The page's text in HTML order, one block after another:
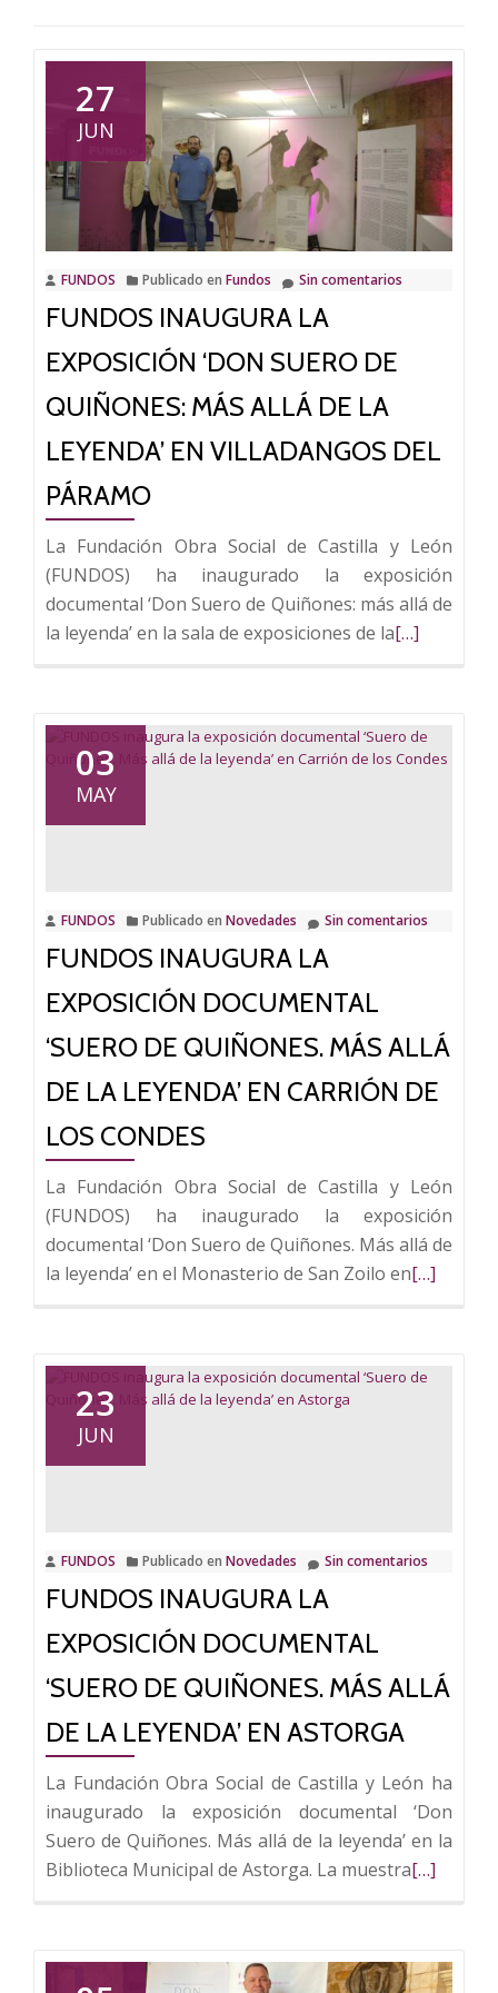
27
JUN
FUNDOS Publicado en Fundos Sin comentarios
FUNDOS INAUGURA LA
EXPOSICIÓN ‘DON SUERO DE
QUIÑONES: MÁS ALLÁ DE LA
LEYENDA’ EN VILLADANGOS DEL
PÁRAMO
La Fundación Obra Social de Castilla y León
(FUNDOS) ha inaugurado la exposición
documental ‘Don Suero de Quiñones: más allá de
la leyenda’ en la sala de exposiciones de laLeer
inaugura
Quiñones:
la
leyenda’
en
Páramo
[…]
03
MAY
FUNDOS Publicado en Novedades Sin comentarios
FUNDOS INAUGURA LA
EXPOSICIÓN DOCUMENTAL
‘SUERO DE QUIÑONES. MÁS ALLÁ
DE LA LEYENDA’ EN CARRIÓN DE
LOS CONDES
La Fundación Obra Social de Castilla y León
(FUNDOS) ha inaugurado la exposición
documental ‘Don Suero de Quiñones. Más allá de
la leyenda’ en el Monasterio de San Zoilo enLeer
inaugura
Quiñones.
la
leyenda’
de
los
Condes
[…]
23
JUN
FUNDOS Publicado en Novedades Sin comentarios
FUNDOS INAUGURA LA
EXPOSICIÓN DOCUMENTAL
‘SUERO DE QUIÑONES. MÁS ALLÁ
DE LA LEYENDA’ EN ASTORGA
La Fundación Obra Social de Castilla y León ha
inaugurado la exposición documental ‘Don
Suero de Quiñones. Más allá de la leyenda’ en la
Biblioteca Municipal de Astorga. La muestraLeer
inaugura
[…]